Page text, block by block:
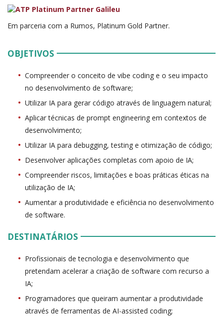
Em parceria com a Rumos, Platinum Gold Partner.
OBJETIVOS
Compreender o conceito de vibe coding e o seu impacto
no desenvolvimento de software;
Utilizar IA para gerar código através de linguagem natural;
Aplicar técnicas de prompt engineering em contextos de
desenvolvimento;
Utilizar IA para debugging, testing e otimização de código;
Desenvolver aplicações completas com apoio de IA;
Compreender riscos, limitações e boas práticas éticas na
utilização de IA;
Aumentar a produtividade e eficiência no desenvolvimento
de software.
DESTINATÁRIOS
Profissionais de tecnologia e desenvolvimento que
pretendam acelerar a criação de software com recurso a
IA;
Programadores que queiram aumentar a produtividade
através de ferramentas de AI-assisted coding;